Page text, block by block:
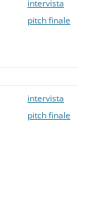
intervista
pitch finale
intervista
pitch finale